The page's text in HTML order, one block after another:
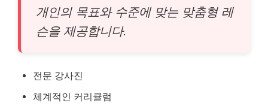
개인의 목표와 수준에 맞는 맞춤형 레
슨을 제공합니다.
전문 강사진
체계적인 커리큘럼